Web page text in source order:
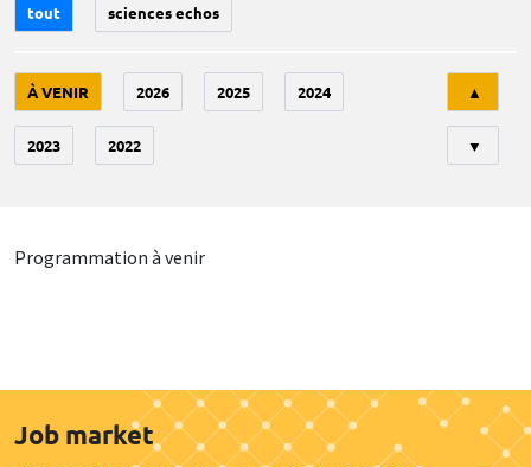
tout sciences echos
À VENIR 2026 2025 2024
2023 2022
▲
▼
Programmation à venir
Job market